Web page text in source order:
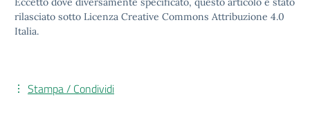
rilasciato sotto Licenza Creative Commons Attribuzione 4.0
Italia.
Stampa / Condividi